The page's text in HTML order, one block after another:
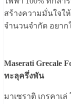
สร้างความมั่นใจใ
จำนวนจำกัด อยา
Maserati Grecale
ทะลุครึ่งพัน
มาเซราติ เกรคาเ